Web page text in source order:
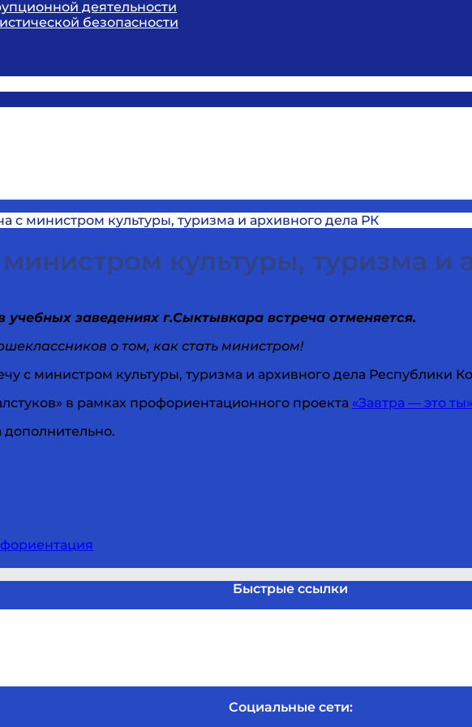
деятельности
безопасности
с министром культуры, туризма и архивного дела РК
министром культуры, туризма и
заведениях г.Сыктывкара встреча отменяется.
о том, как стать министром!
с министром культуры, туризма и архивного дела Республики
в рамках профориентационного проекта «Завтра — это ты»
дополнительно.
Быстрые ссылки
Социальные сети: